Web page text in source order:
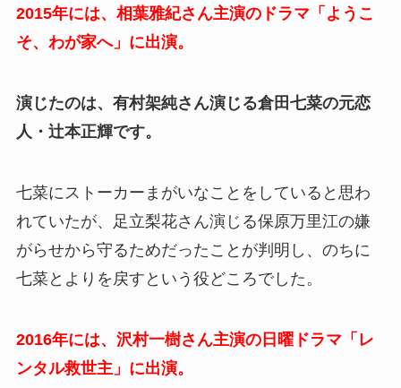
2015年には、相葉雅紀さん主演のドラマ「ようこ
そ、わが家へ」に出演。
演じたのは、有村架純さん演じる倉田七菜の元恋
人・辻本正輝です。
七菜にストーカーまがいなことをしていると思わ
れていたが、足立梨花さん演じる保原万里江の嫌
がらせから守るためだったことが判明し、のちに
七菜とよりを戻すという役どころでした。
2016年には、沢村一樹さん主演の日曜ドラマ「レ
ンタル救世主」に出演。